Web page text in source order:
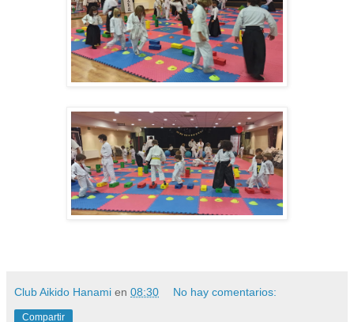
Club Aikido Hanami en 08:30 No hay comentarios:
Compartir